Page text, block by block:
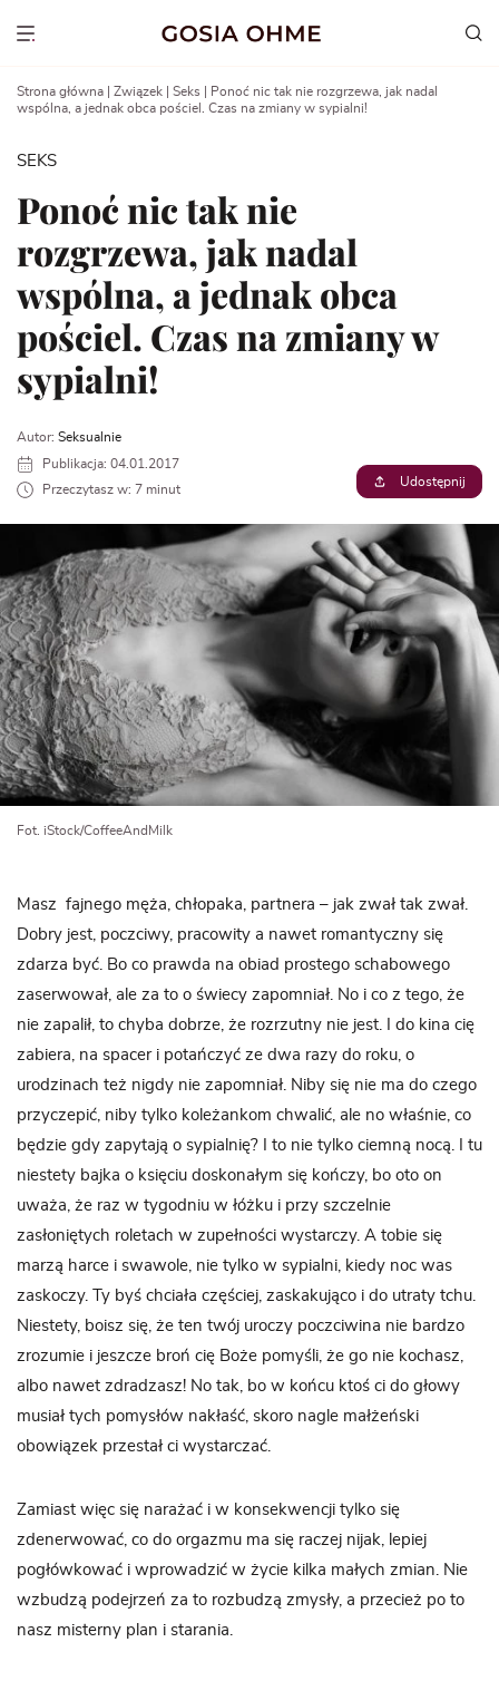
Show menu
Strona główna Związek Seks
Ponoć nic tak nie rozgrzewa, jak nadal
wspólna, a jednak obca pościel. Czas na zmiany w sypialni!
SEKS
Ponoć nic tak nie
rozgrzewa, jak nadal
wspólna, a jednak obca
pościel. Czas na zmiany w
sypialni!
Autor: Seksualnie
Publikacja: 04.01.2017
Przeczytasz w: 7 minut
Udostępnij
Fot. iStock/CoffeeAndMilk
Masz fajnego męża, chłopaka, partnera – jak zwał tak zwał.
Dobry jest, poczciwy, pracowity a nawet romantyczny się
zdarza być. Bo co prawda na obiad prostego schabowego
zaserwował, ale za to o świecy zapomniał. No i co z tego, że
nie zapalił, to chyba dobrze, że rozrzutny nie jest. I do kina cię
zabiera, na spacer i potańczyć ze dwa razy do roku, o
urodzinach też nigdy nie zapomniał. Niby się nie ma do czego
przyczepić, niby tylko koleżankom chwalić, ale no właśnie, co
będzie gdy zapytają o sypialnię? I to nie tylko ciemną nocą. I tu
niestety bajka o księciu doskonałym się kończy, bo oto on
uważa, że raz w tygodniu w łóżku i przy szczelnie
zasłoniętych roletach w zupełności wystarczy. A tobie się
marzą harce i swawole, nie tylko w sypialni, kiedy noc was
zaskoczy. Ty byś chciała częściej, zaskakująco i do utraty tchu.
Niestety, boisz się, że ten twój uroczy poczciwina nie bardzo
zrozumie i jeszcze broń cię Boże pomyśli, że go nie kochasz,
albo nawet zdradzasz! No tak, bo w końcu ktoś ci do głowy
musiał tych pomysłów nakłaść, skoro nagle małżeński
obowiązek przestał ci wystarczać.
Zamiast więc się narażać i w konsekwencji tylko się
zdenerwować, co do orgazmu ma się raczej nijak, lepiej
pogłówkować i wprowadzić w życie kilka małych zmian. Nie
wzbudzą podejrzeń za to rozbudzą zmysły, a przecież po to
nasz misterny plan i starania.